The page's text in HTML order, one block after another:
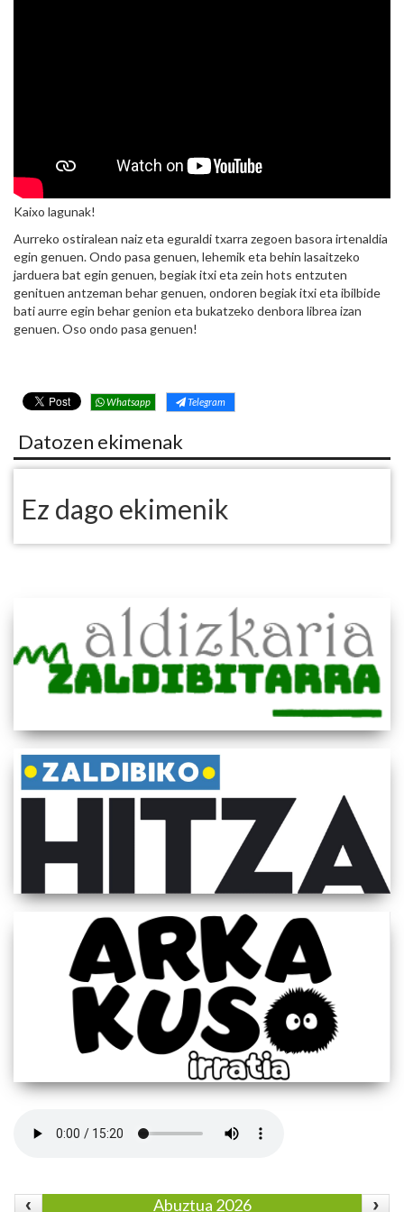
Kaixo lagunak!
Aurreko ostiralean naiz eta eguraldi txarra zegoen basora irtenaldia
egin genuen. Ondo pasa genuen, lehemik eta behin lasaitzeko
jarduera bat egin genuen, begiak itxi eta zein hots entzuten
genituen antzeman behar genuen, ondoren begiak itxi eta ibilbide
bati aurre egin behar genion eta bukatzeko denbora librea izan
genuen. Oso ondo pasa genuen!
Whatsapp Telegram
Datozen ekimenak
Ez dago ekimenik
Abuztua 2026